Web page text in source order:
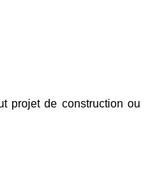
projet de construction ou